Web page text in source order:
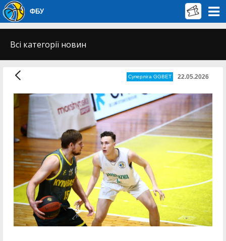
ФБУ
Всі категорії новин
Суперліга GGBET 22.05.2026